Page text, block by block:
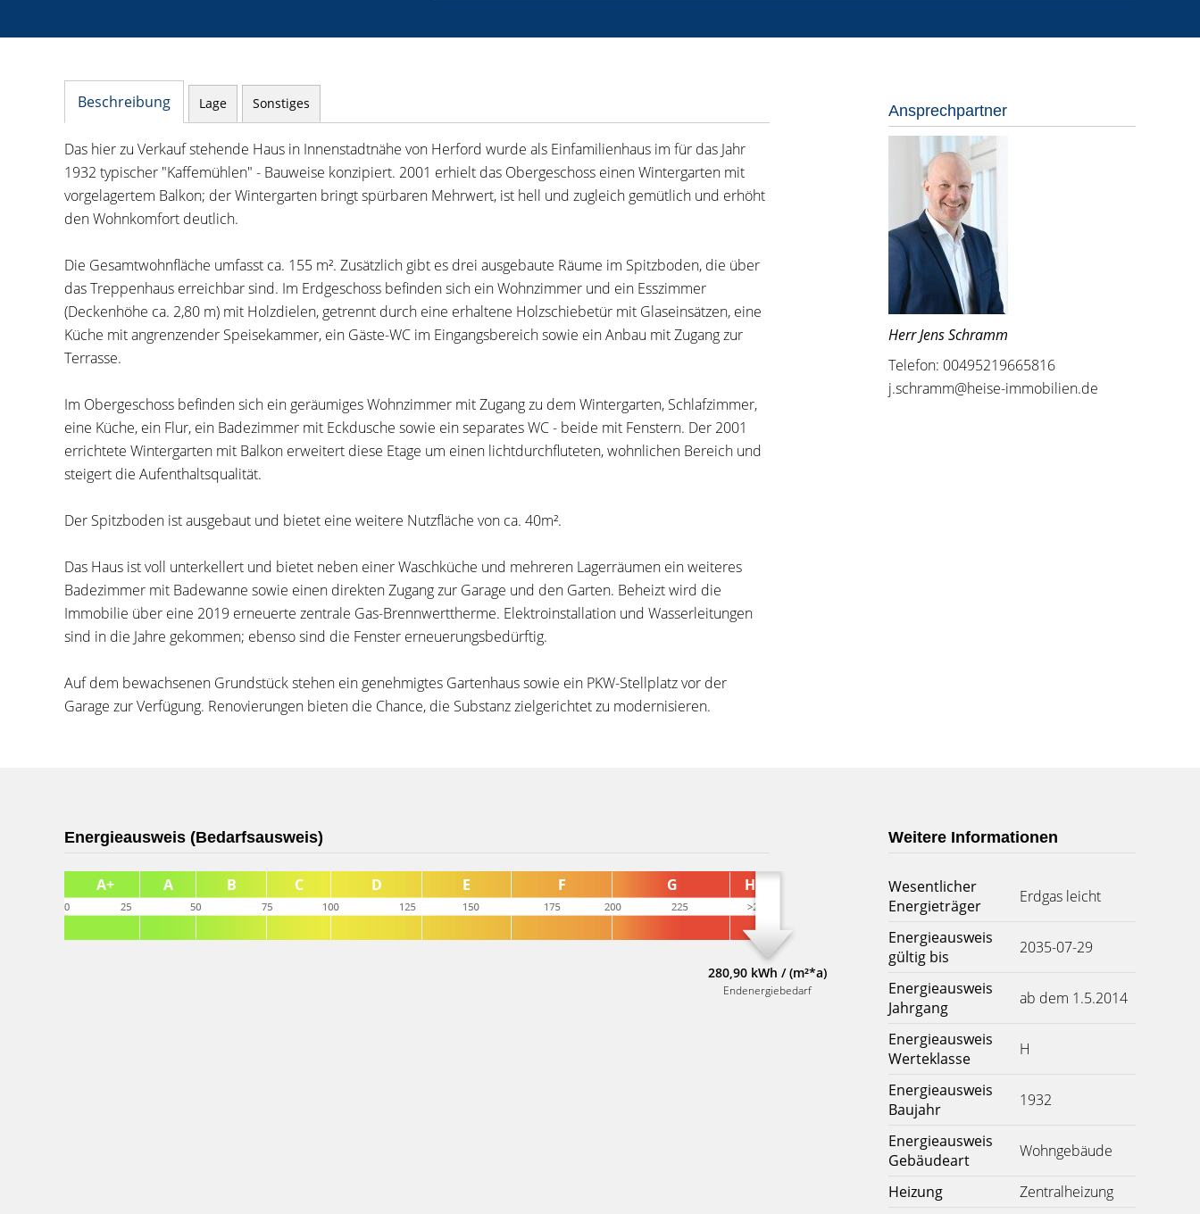
Beschreibung Lage Sonstiges
Das hier zu Verkauf stehende Haus in Innenstadtnähe von Herford wurde als Einfamilienhaus im für das Jahr
1932 typischer "Kaffemühlen" - Bauweise konzipiert. 2001 erhielt das Obergeschoss einen Wintergarten mit
vorgelagertem Balkon; der Wintergarten bringt spürbaren Mehrwert, ist hell und zugleich gemütlich und erhöht
den Wohnkomfort deutlich.
Die Gesamtwohnfläche umfasst ca. 155 m². Zusätzlich gibt es drei ausgebaute Räume im Spitzboden, die über
das Treppenhaus erreichbar sind. Im Erdgeschoss befinden sich ein Wohnzimmer und ein Esszimmer
(Deckenhöhe ca. 2,80 m) mit Holzdielen, getrennt durch eine erhaltene Holzschiebetür mit Glaseinsätzen, eine
Küche mit angrenzender Speisekammer, ein Gäste-WC im Eingangsbereich sowie ein Anbau mit Zugang zur
Terrasse.
Im Obergeschoss befinden sich ein geräumiges Wohnzimmer mit Zugang zu dem Wintergarten, Schlafzimmer,
eine Küche, ein Flur, ein Badezimmer mit Eckdusche sowie ein separates WC - beide mit Fenstern. Der 2001
errichtete Wintergarten mit Balkon erweitert diese Etage um einen lichtdurchfluteten, wohnlichen Bereich und
steigert die Aufenthaltsqualität.
Der Spitzboden ist ausgebaut und bietet eine weitere Nutzfläche von ca. 40m².
Das Haus ist voll unterkellert und bietet neben einer Waschküche und mehreren Lagerräumen ein weiteres
Badezimmer mit Badewanne sowie einen direkten Zugang zur Garage und den Garten. Beheizt wird die
Immobilie über eine 2019 erneuerte zentrale Gas-Brennwerttherme. Elektroinstallation und Wasserleitungen
sind in die Jahre gekommen; ebenso sind die Fenster erneuerungsbedürftig.
Auf dem bewachsenen Grundstück stehen ein genehmigtes Gartenhaus sowie ein PKW-Stellplatz vor der
Garage zur Verfügung. Renovierungen bieten die Chance, die Substanz zielgerichtet zu modernisieren.
Ansprechpartner
Herr Jens Schramm
Telefon: 00495219665816
j.schramm@heise-immobilien.de
Energieausweis (Bedarfsausweis)
280,90 kWh / (m²*a)
Endenergiebedarf
Weitere Informationen
Wesentlicher
Energieträger
Erdgas leicht
Energieausweis
gültig bis
2035-07-29
Energieausweis
Jahrgang
ab dem 1.5.2014
Energieausweis
Werteklasse
H
Energieausweis
Baujahr
1932
Energieausweis
Gebäudeart
Wohngebäude
Heizung
Zentralheizung